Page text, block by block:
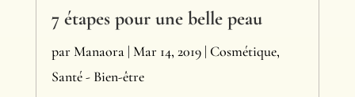
7 étapes pour une belle peau
parManaora| Mar 14, 2019| Cosmétique,
Santé - Bien-être